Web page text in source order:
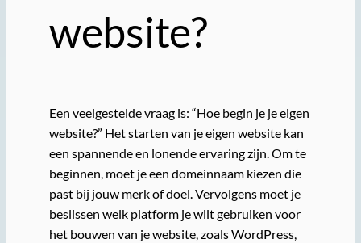
website?
Een veelgestelde vraag is: “Hoe begin je je eigen
website?” Het starten van je eigen website kan
een spannende en lonende ervaring zijn. Om te
beginnen, moet je een domeinnaam kiezen die
past bij jouw merk of doel. Vervolgens moet je
beslissen welk platform je wilt gebruiken voor
het bouwen van je website, zoals WordPress,